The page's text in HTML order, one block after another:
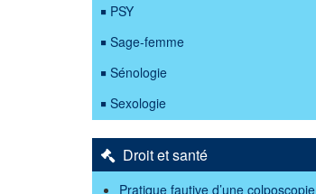
PSY
Sage-femme
Sénologie
Sexologie
Droit et santé
Pratique fautive d’une colposcopie